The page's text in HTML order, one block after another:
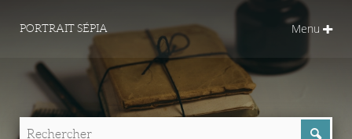
PORTRAIT SÉPIA Menu